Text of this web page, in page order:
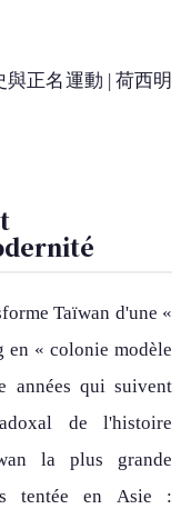
正名運動 | 荷西明
Taïwan d'une «
en « colonie modèle
années qui suivent
de l'histoire
la plus grande
tentée en Asie :